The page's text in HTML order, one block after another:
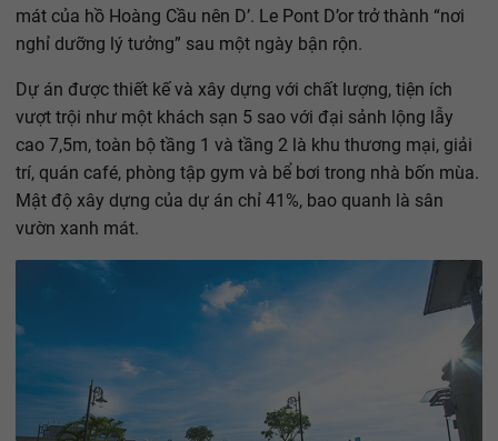
mát của hồ Hoàng Cầu nên D’. Le Pont D’or trở thành “nơi
nghỉ dưỡng lý tưởng” sau một ngày bận rộn.
Dự án được thiết kế và xây dựng với chất lượng, tiện ích
vượt trội như một khách sạn 5 sao với đại sảnh lộng lẫy
cao 7,5m, toàn bộ tầng 1 và tầng 2 là khu thương mại, giải
trí, quán café, phòng tập gym và bể bơi trong nhà bốn mùa.
Mật độ xây dựng của dự án chỉ 41%, bao quanh là sân
vườn xanh mát.